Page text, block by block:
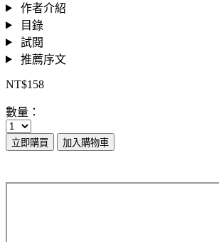
作者介紹
目錄
試閱
推薦序文
NT$158
數量：
立即購買 加入購物車